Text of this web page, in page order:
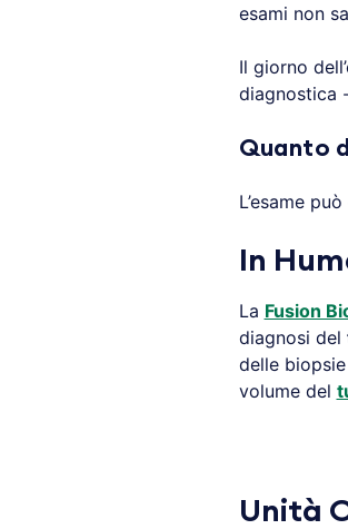
esami non
Il giorno
diagnostica
Quanto
L’esame
In
La Fusion
diagnosi del
delle
volume del
Unità